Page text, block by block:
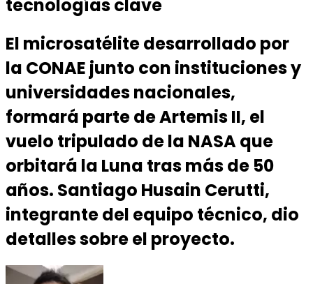
tecnologías clave
El microsatélite desarrollado por
la CONAE junto con instituciones y
universidades nacionales,
formará parte de Artemis II, el
vuelo tripulado de la NASA que
orbitará la Luna tras más de 50
años. Santiago Husain Cerutti,
integrante del equipo técnico, dio
detalles sobre el proyecto.